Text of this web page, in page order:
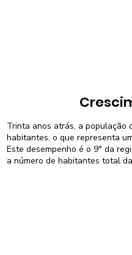
Trinta anos atrás, a população
habitantes, o que representa
Este desempenho é o 9° da
a número de habitantes total